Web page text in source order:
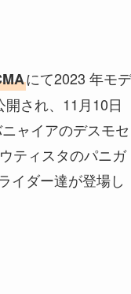
にて2023 年モデ
され、11月10日
ャイアのデスモセ
ティスタのパニガ
イダー達が登場し